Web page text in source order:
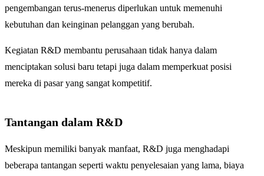
pengembangan terus-menerus diperlukan untuk memenuhi
kebutuhan dan keinginan pelanggan yang berubah.
Kegiatan R&D membantu perusahaan tidak hanya dalam
menciptakan solusi baru tetapi juga dalam memperkuat posisi
mereka di pasar yang sangat kompetitif.
Tantangan dalam R&D
Meskipun memiliki banyak manfaat, R&D juga menghadapi
beberapa tantangan seperti waktu penyelesaian yang lama, biaya